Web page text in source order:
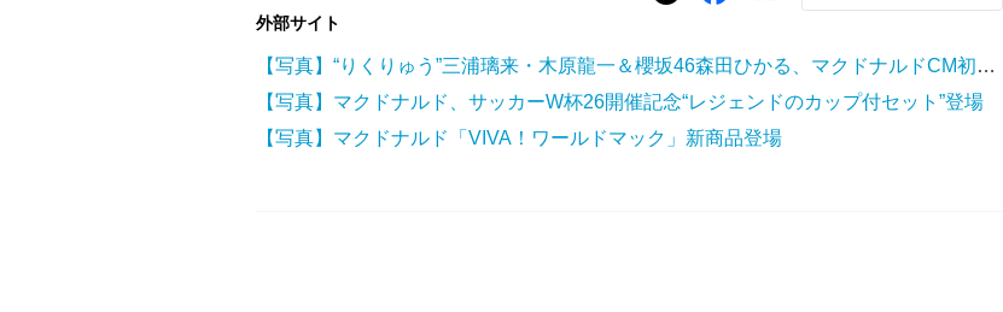
外部サイト
【写真】“りくりゅう”三浦璃来・木原龍一＆櫻坂46森田ひかる、マクドナルドCM初出演
【写真】マクドナルド、サッカーW杯26開催記念“レジェンドのカップ付セット”登場
【写真】マクドナルド「VIVA！ワールドマック」新商品登場